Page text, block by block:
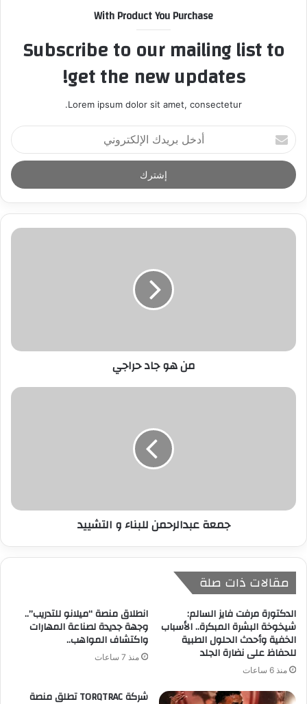
With Product You Purchase
Subscribe to our mailing list to
get the new updates!
Lorem ipsum dolor sit amet, consectetur.
أ
د
خ
ل
ر
د
ر
ي
من هو جاد حراجي
جمعة عبدالرحمن للبناء و التشييد
مقالات ذات صلة
الدكتورة مرفت فايز السالم:
شيخوخة البشرة المبكرة.. الأسباب
الخفية وأحدث الحلول الطبية
للحفاظ على نضارة الجلد
منذ 6 ساعات
انطلاق منصة “ميلانو للتدريب”..
وجهة جديدة لصناعة المهارات
واكتشاف المواهب..
منذ 7 ساعات
شركة TORQTRAC تطلق منصة